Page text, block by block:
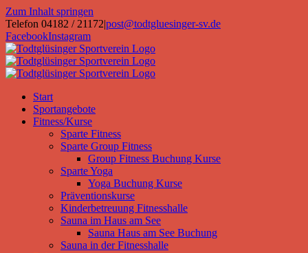
Zum Inhalt springen
Telefon 04182 / 21172|post@todtgluesinger-sv.de
FacebookInstagram
Start
Sportangebote
Fitness/Kurse
Sparte Fitness
Sparte Group Fitness
Group Fitness Buchung Kurse
Sparte Yoga
Yoga Buchung Kurse
Präventionskurse
Kinderbetreuung Fitnesshalle
Sauna im Haus am See
Sauna Haus am See Buchung
Sauna in der Fitnesshalle